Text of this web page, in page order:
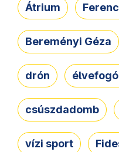
Átrium
Bereményi Géza
drón
csúszdadomb
vízi sport